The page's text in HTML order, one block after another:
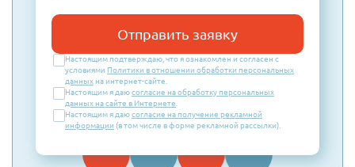
Отправить заявку
Настоящим подтверждаю, что я ознакомлен и согласен с
условиями Политики в отношении обработки персональных
данных на интернет-сайте.
Настоящим я даюсогласие на обработку персональных
данных на сайте в Интернете
Настоящим я даюсогласие на получение рекламной
информации (в том числе в форме рекламной рассылки).